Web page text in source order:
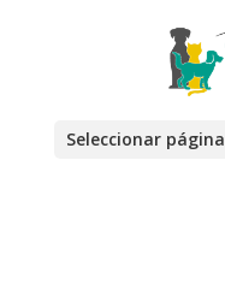
Seleccionar página